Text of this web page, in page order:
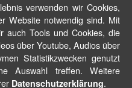
verwenden wir Cookies,
Website notwendig sind. Mit
auch Tools und Cookies, die
über Youtube, Audios über
Statistikzwecken genutzt
Auswahl treffen. Weitere
Datenschutzerklärung.